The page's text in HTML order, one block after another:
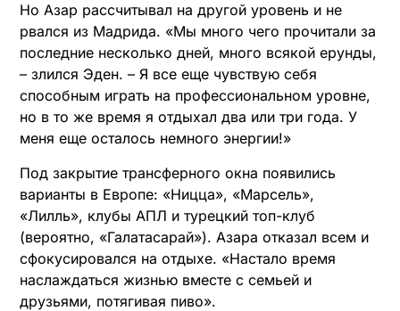
Но Азар рассчитывал на другой уровень и не
рвался из Мадрида. «Мы много чего прочитали за
последние несколько дней, много всякой ерунды,
– злился Эден. – Я все еще чувствую себя
способным играть на профессиональном уровне,
но в то же время я отдыхал два или три года. У
меня еще осталось немного энергии!»
Под закрытие трансферного окна появились
варианты в Европе: «Ницца», «Марсель»,
«Лилль», клубы АПЛ и турецкий топ-клуб
(вероятно, «Галатасарай»). Азара отказал всем и
сфокусировался на отдыхе. «Настало время
наслаждаться жизнью вместе с семьей и
друзьями, потягивая пиво».